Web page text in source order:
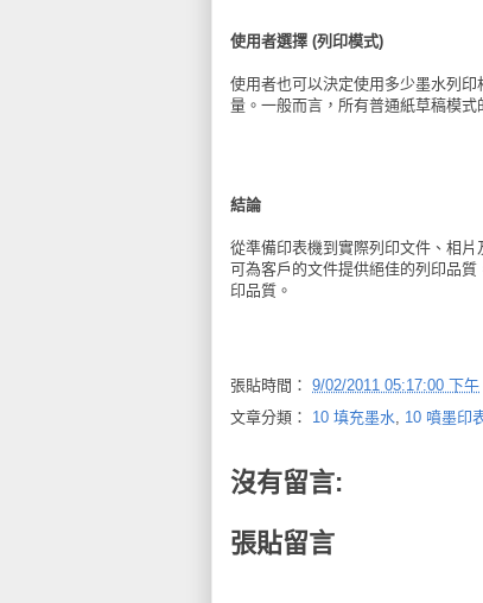
使用者選擇 (列印模式)
使用者也可以決定使用多少墨水列
量。一般而言，所有普通紙草稿模
結論
從準備印表機到實際列印文件、相
可為客戶的文件提供絕佳的列印品
印品質。
張貼時間： 9/02/2011 05:17:00 下午
文章分類： 10 填充墨水 10 噴墨印
沒有留言:
張貼留言